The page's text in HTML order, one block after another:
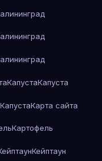
КапустаКапуста
КапустаКарта сайта
Картофель
Кейптаун